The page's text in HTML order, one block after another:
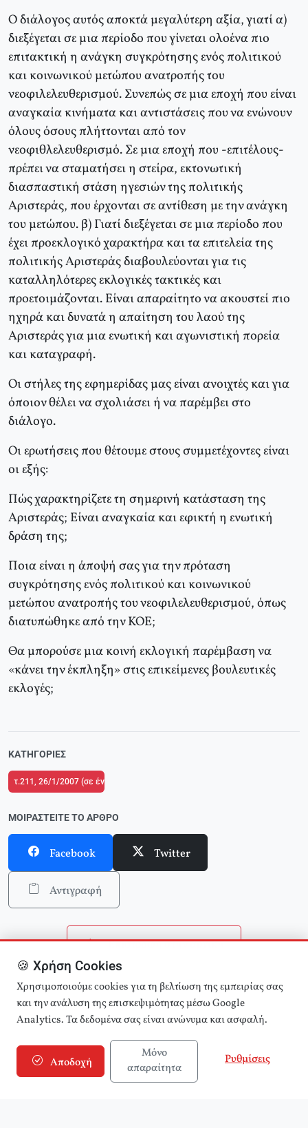
Ο διάλογος αυτός αποκτά μεγαλύτερη αξία, γιατί α)
διεξέγεται σε μια περίοδο που γίνεται ολοένα πιο
επιτακτική η ανάγκη συγκρότησης ενός πολιτικού
και κοινωνικού μετώπου ανατροπής του
νεοφιλελευθερισμού. Συνεπώς σε μια εποχή που είναι
αναγκαία κινήματα και αντιστάσεις που να ενώνουν
όλους όσους πλήττονται από τον
νεοφιθλελευθερισμό. Σε μια εποχή που -επιτέλους-
πρέπει να σταματήσει η στείρα, εκτονωτική
διασπαστική στάση ηγεσιών της πολιτικής
Αριστεράς, που έρχονται σε αντίθεση με την ανάγκη
του μετώπου. β) Γιατί διεξέγεται σε μια περίοδο που
έχει προεκλογικό χαρακτήρα και τα επιτελεία της
πολιτικής Αριστεράς διαβουλεύονται για τις
καταλληλότερες εκλογικές τακτικές και
προετοιμάζονται. Είναι απαραίτητο να ακουστεί πιο
ηχηρά και δυνατά η απαίτηση του λαού της
Αριστεράς για μια ενωτική και αγωνιστική πορεία
και καταγραφή.
Οι στήλες της εφημερίδας μας είναι ανοιχτές και για
όποιον θέλει να σχολιάσει ή να παρέμβει στο
διάλογο.
Οι ερωτήσεις που θέτουμε στους συμμετέχοντες είναι
οι εξής:
Πώς χαρακτηρίζετε τη σημερινή κατάσταση της
Aριστεράς; Eίναι αναγκαία και εφικτή η ενωτική
δράση της;
Ποια είναι η άποψή σας για την πρόταση
συγκρότησης ενός πολιτικού και κοινωνικού
μετώπου ανατροπής του νεοφιλελευθερισμού, όπως
διατυπώθηκε από την KOE;
Θα μπορούσε μια κοινή εκλογική παρέμβαση να
«κάνει την έκπληξη» στις επικείμενες βουλευτικές
εκλογές;
ΚΑΤΗΓΟΡΊΕΣ
τ.211, 26/1/2007 (σε ένθετο το τ.1 του Δικτύου Κριτικής και Δράσης στην
ΜΟΙΡΑΣΤΕΊΤΕ ΤΟ ΆΡΘΡΟ
Facebook Twitter
Αντιγραφή
Επιστροφή στην αρχική
Αναζήτηση άρθρων
🍪 Χρήση Cookies
Χρησιμοποιούμε cookies για τη βελτίωση της εμπειρίας σας
και την ανάλυση της επισκεψιμότητας μέσω Google
Analytics. Τα δεδομένα σας είναι ανώνυμα και ασφαλή.
Αποδοχή
Μόνο
απαραίτητα
Ρυθμίσεις